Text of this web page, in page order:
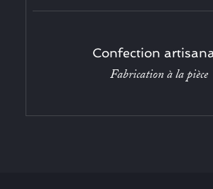
Confection
Fabrication à la pièce